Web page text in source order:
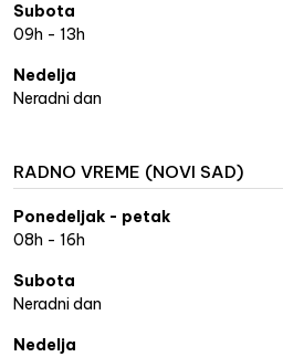
Subota
09h - 13h
Nedelja
Neradni dan
RADNO VREME (NOVI SAD)
Ponedeljak - petak
08h - 16h
Subota
Neradni dan
Nedelja